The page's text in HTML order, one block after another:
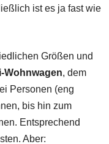
ist es ja fast wie
Größen und
Wohnwagen, dem
Personen (eng
bis hin zum
Entsprechend
Aber: